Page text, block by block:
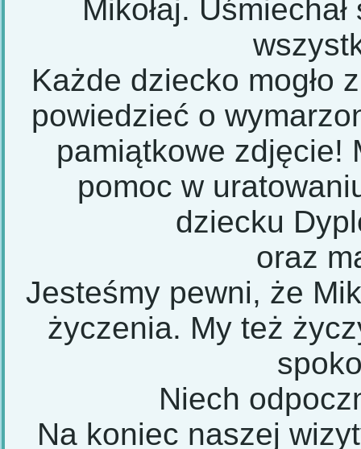
Mikołaj.
Każde dziecko mogło
powiedzieć o
pamiątkowe zdjęcie!
pomoc w
dziecku
oraz
Jesteśmy pewni, że
życzenia. My też
Niech
Na koniec naszej